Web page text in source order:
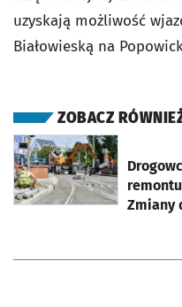
uzyskają możliwość
Białowieską na
ZOBACZ
Zmiany
otworzy się w nowej